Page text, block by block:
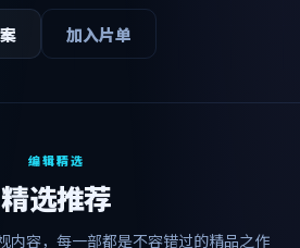
加入片单
编辑精选
精选推荐
内容，每一部都是不容错过的精品之作